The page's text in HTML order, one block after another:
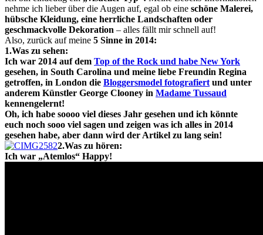
nehme ich lieber über die Augen auf, egal ob eine schöne Malerei,
hübsche Kleidung, eine herrliche Landschaften oder
geschmackvolle Dekoration – alles fällt mir schnell auf!
Also, zurück auf meine 5 Sinne in 2014:
1.Was zu sehen:
Ich war 2014 auf dem Top of the Rock und habe New York
gesehen, in South Carolina und meine liebe Freundin Regina
getroffen, in London die Bloggersmodel fotografiert und unter
anderem Künstler George Clooney in Madame Tussaud
kennengelernt!
Oh, ich habe soooo viel dieses Jahr gesehen und ich könnte
euch noch sooo viel sagen und zeigen was ich alles in 2014
gesehen habe, aber dann wird der Artikel zu lang sein!
2.Was zu hören:
Ich war „Atemlos“ Happy!